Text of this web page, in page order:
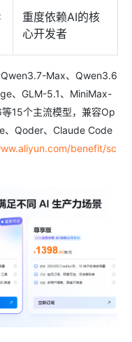
重度依赖AI的核
心开发者
Max、Qwen3.6
、GLM-5.1、MiniMax-
15个主流模型，兼容Op
、Qoder、Claude Code
benefit/sc